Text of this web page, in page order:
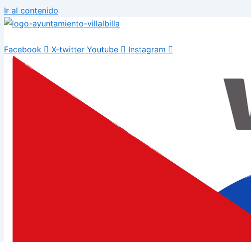
Ir al contenido
Facebook X-twitter Youtube Instagram